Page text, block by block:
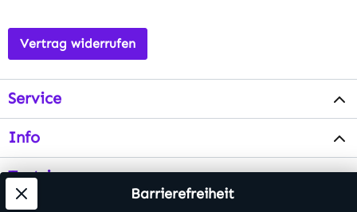
Vertrag widerrufen
Service
Info
Testsieger
Barrierefreiheit